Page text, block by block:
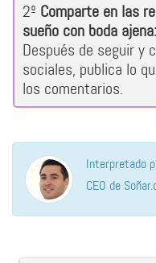
2º Comparte en las
sueño con boda ajena:
Después de seguir y
sociales, publica lo
los comentarios.
Interpretado
CEO de